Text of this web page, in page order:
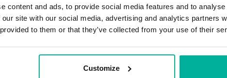
content and ads, to provide social media features and to
site with our social media, advertising and analytics partners
to them or that they’ve collected from your use of their
Customize
Våra kampanjpriser (i rosa) gäller för det första
standardpris (visas med genomstruken text).